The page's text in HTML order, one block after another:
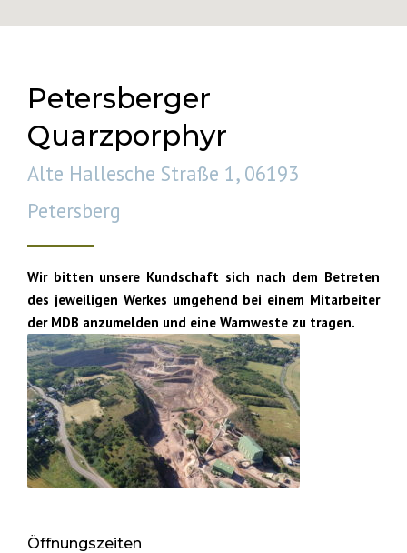
Petersberger
Quarzporphyr
Alte Hallesche Straße 1, 06193
Petersberg
Wir bitten unsere Kundschaft sich nach dem Betreten
des jeweiligen Werkes umgehend bei einem Mitarbeiter
der MDB anzumelden und eine Warnweste zu tragen.
Öffnungszeiten